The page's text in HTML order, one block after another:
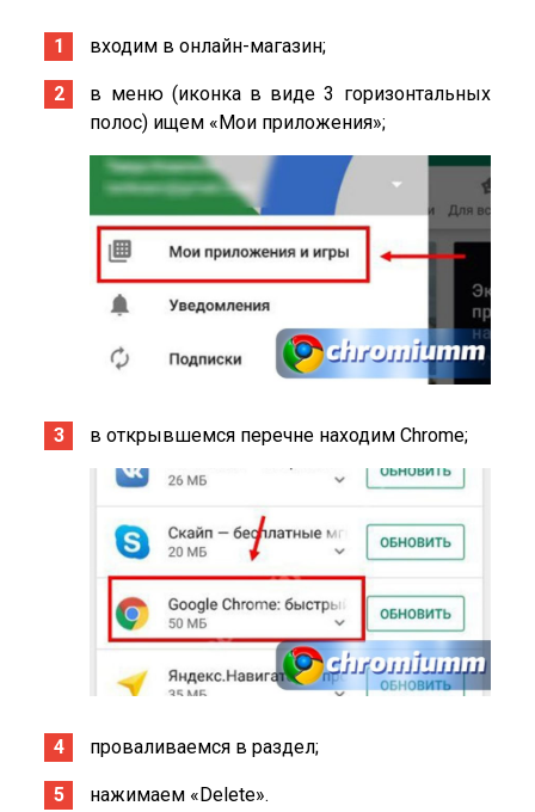
входим в онлайн-магазин;
в меню (иконка в виде 3 горизонтальных
полос) ищем «Мои приложения»;
в открывшемся перечне находим Chrome;
проваливаемся в раздел;
нажимаем «Delete».